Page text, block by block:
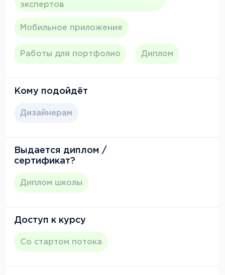
экспертов
Мобильное приложение
Работы для портфолио Диплом
Кому подойдёт
Дизайнерам
Выдается диплом /
сертификат?
Диплом школы
Доступ к курсу
Со стартом потока